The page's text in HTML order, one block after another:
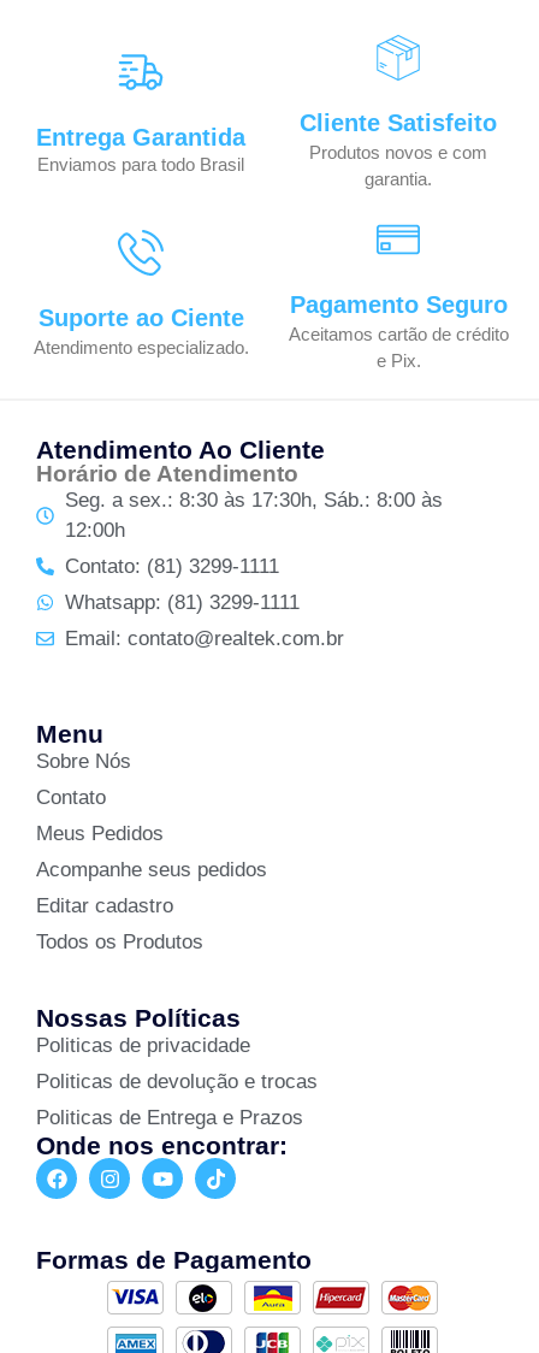
Entrega Garantida
Enviamos para todo Brasil
Cliente Satisfeito
Produtos novos e com
garantia.
Suporte ao Ciente
Atendimento especializado.
Pagamento Seguro
Aceitamos cartão de crédito
e Pix.
Atendimento Ao Cliente
Horário de Atendimento
Seg. a sex.: 8:30 às 17:30h, Sáb.: 8:00 às
12:00h
Contato: (81) 3299-1111
Whatsapp: (81) 3299-1111
Email: contato@realtek.com.br
Menu
Sobre Nós
Contato
Meus Pedidos
Acompanhe seus pedidos
Editar cadastro
Todos os Produtos
Nossas Políticas
Politicas de privacidade
Politicas de devolução e trocas
Politicas de Entrega e Prazos
Onde nos encontrar:
Formas de Pagamento